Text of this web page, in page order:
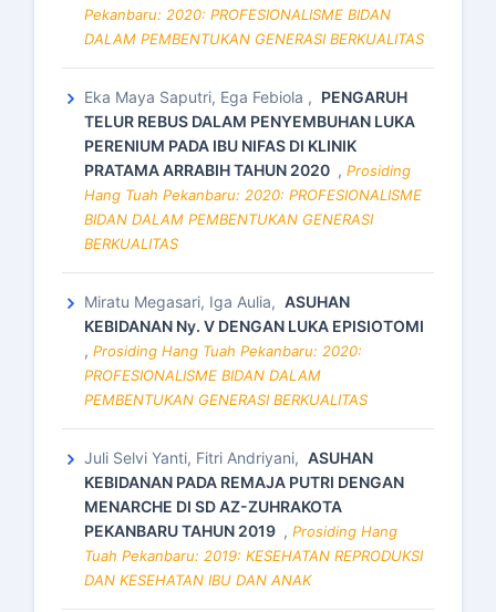
Pekanbaru: 2020: PROFESIONALISME BIDAN
DALAM PEMBENTUKAN GENERASI BERKUALITAS
Eka Maya Saputri, Ega Febiola , PENGARUH
TELUR REBUS DALAM PENYEMBUHAN LUKA
PERENIUM PADA IBU NIFAS DI KLINIK
PRATAMA ARRABIH TAHUN 2020 , Prosiding
Hang Tuah Pekanbaru: 2020: PROFESIONALISME
BIDAN DALAM PEMBENTUKAN GENERASI
BERKUALITAS
Miratu Megasari, Iga Aulia, ASUHAN
KEBIDANAN Ny. V DENGAN LUKA EPISIOTOMI
, Prosiding Hang Tuah Pekanbaru: 2020:
PROFESIONALISME BIDAN DALAM
PEMBENTUKAN GENERASI BERKUALITAS
Juli Selvi Yanti, Fitri Andriyani, ASUHAN
KEBIDANAN PADA REMAJA PUTRI DENGAN
MENARCHE DI SD AZ-ZUHRAKOTA
PEKANBARU TAHUN 2019 , Prosiding Hang
Tuah Pekanbaru: 2019: KESEHATAN REPRODUKSI
DAN KESEHATAN IBU DAN ANAK